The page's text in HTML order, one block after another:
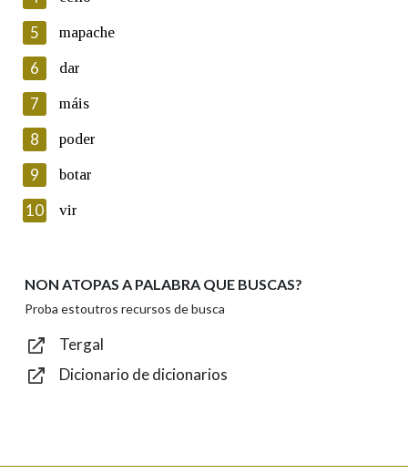
Lin e acepto as condicións da política de
Introduce o código que aparece na imaxe:
Texto de verificación
Enviar
5 mapache
6 dar
7 máis
8 poder
9 botar
10 vir
NON ATOPAS A PALABRA QUE BUSCAS?
Proba estoutros recursos de busca
Tergal
Dicionario de dicionarios